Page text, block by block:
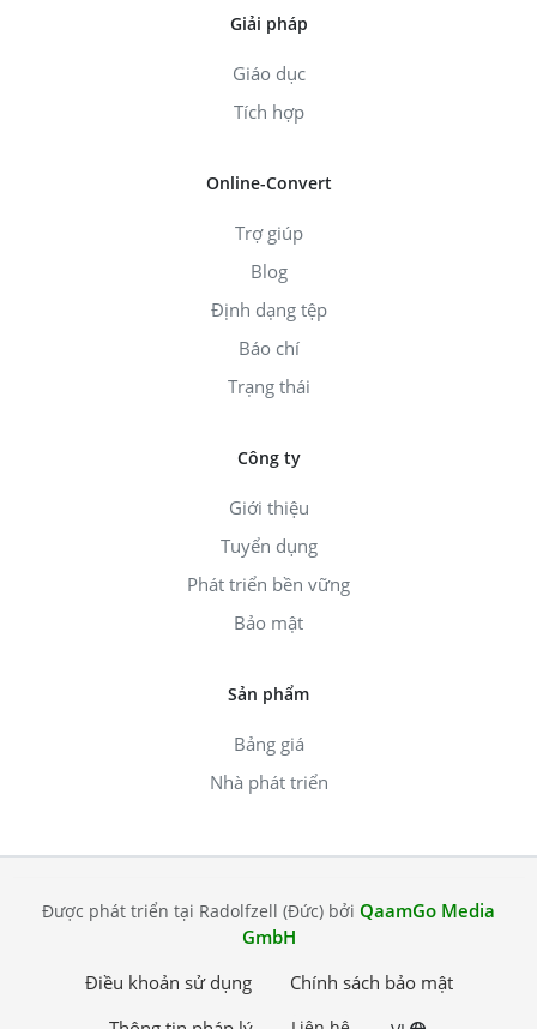
Giải pháp
Giáo dục
Tích hợp
Online-Convert
Trợ giúp
Blog
Định dạng tệp
Báo chí
Trạng thái
Công ty
Giới thiệu
Tuyển dụng
Phát triển bền vững
Bảo mật
Sản phẩm
Bảng giá
Nhà phát triển
Được phát triển tại Radolfzell (Đức) bởi QaamGo Media
GmbH
Điều khoản sử dụng
Chính sách bảo mật